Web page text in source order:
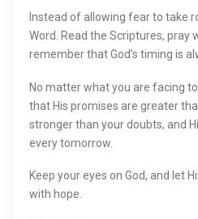
Instead of allowing fear to take
Word. Read the Scriptures, pray
remember that God’s timing is
No matter what you are facing
that His promises are greater
stronger than your doubts, and
every tomorrow.
Keep your eyes on God, and let
with hope.